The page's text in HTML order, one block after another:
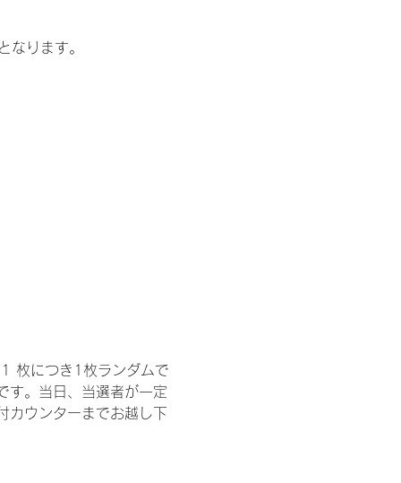
なります。
枚につき1枚ランダムで
す。当日、当選者が一定
カウンターまでお越し下